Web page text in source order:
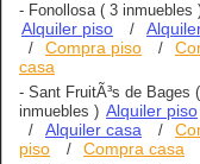
- Fonollosa( 3 inmuebles
Alquiler piso /
/ Compra piso /
casa
- Sant FruitÃ³s de Bages
inmuebles ) Alquiler piso
/ Alquiler casa /
piso
/ Compra casa